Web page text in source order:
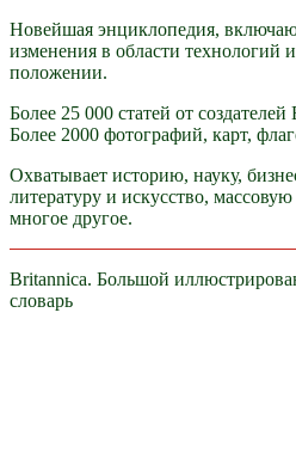
Новейшая энциклопедия,
изменения в области технологий
положении.
Более 25 000 статей от
Более 2000 фотографий, карт,
Охватывает историю, науку,
литературу и искусство,
многое другое.
Britannica. Большой
словарь